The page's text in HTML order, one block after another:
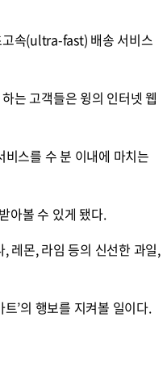
고속(ultra-fast) 배송 서비스
는 고객들은 윙의 인터넷 웹
비스를 수 분 이내에 마치는
아볼 수 있게 됐다.
레몬, 라임 등의 신선한 과일,
’의 행보를 지켜볼 일이다.